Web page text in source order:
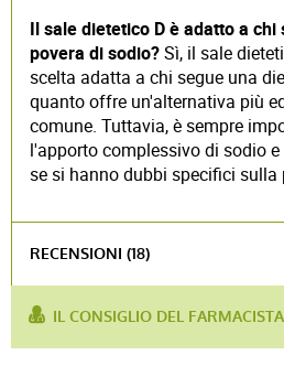
Il sale dietetico D è adatto a chi
povera di sodio?Sì, il sale
scelta adatta a chi segue una
quanto offre un'alternativa più
comune. Tuttavia, è sempre
l'apporto complessivo di sodio
se si hanno dubbi specifici sulla
RECENSIONI (18)
IL CONSIGLIO DEL FARMACISTA